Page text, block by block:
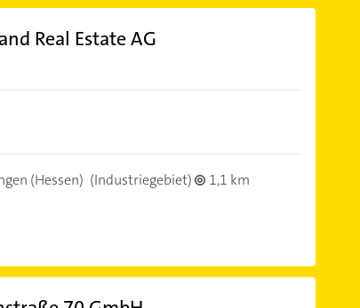
Real Estate AG
(Hessen) (Industriegebiet)
1,1 km